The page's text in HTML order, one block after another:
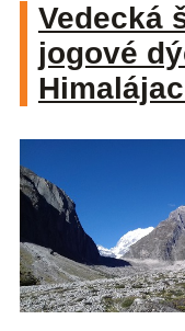
Vedecká
jogové